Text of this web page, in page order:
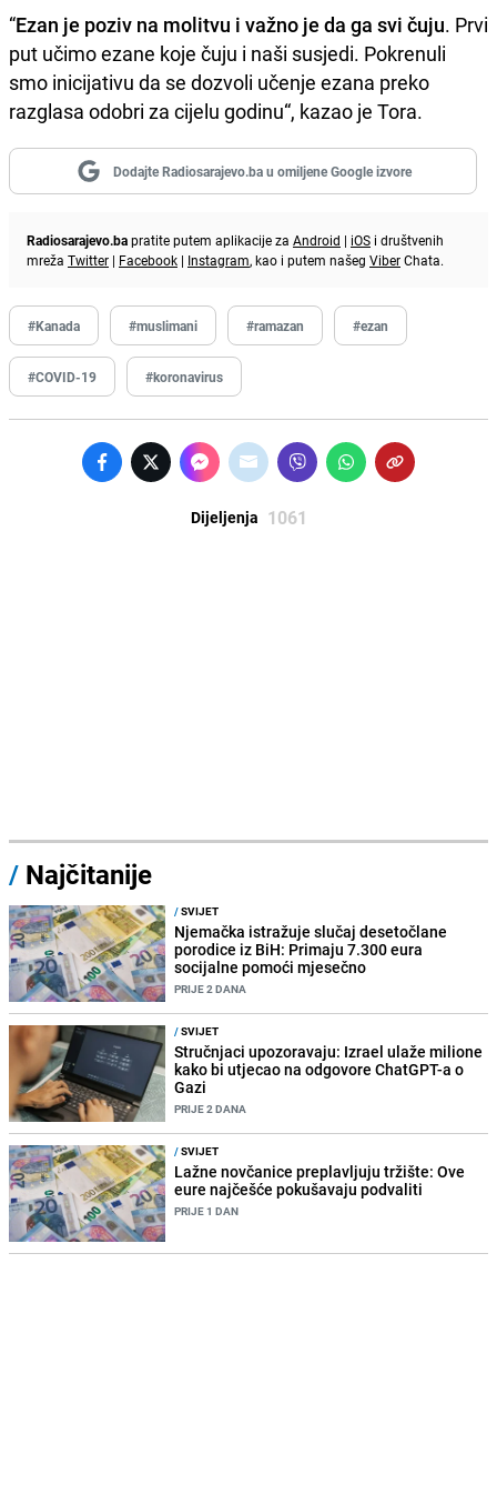
“Ezan je poziv na molitvu i važno je da ga svi čuju. Prvi
put učimo ezane koje čuju i naši susjedi. Pokrenuli
smo inicijativu da se dozvoli učenje ezana preko
razglasa odobri za cijelu godinu“, kazao je Tora.
Dodajte Radiosarajevo.ba u omiljene Google izvore
Radiosarajevo.bapratite putem aplikacije za Android | iOS i društvenih
mreža Twitter | Facebook | Instagram, kao i putem našeg ViberChata.
#Kanada #muslimani #ramazan #ezan
#COVID-19 #koronavirus
Dijeljenja 1061
/ Najčitanije
/SVIJET
Njemačka istražuje slučaj desetočlane
porodice iz BiH: Primaju 7.300 eura
socijalne pomoći mjesečno
PRIJE 2 DANA
/SVIJET
Stručnjaci upozoravaju: Izrael ulaže milione
kako bi utjecao na odgovore ChatGPT-a o
Gazi
PRIJE 2 DANA
/SVIJET
Lažne novčanice preplavljuju tržište: Ove
eure najčešće pokušavaju podvaliti
PRIJE 1 DAN